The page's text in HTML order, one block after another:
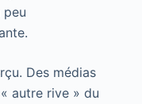
Des médias
autre rive » du